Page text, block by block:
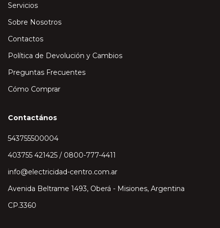
Servicios
Sobre Nosotros
Contactos
Política de Devolución y Cambios
Preguntas Frecuentes
Cómo Comprar
Contactános
543755500004
403755 421425 / 0800-777-4411
info@electricidad-centro.com.ar
Avenida Beltrame 1493, Oberá - Misiones, Argentina
CP.3360